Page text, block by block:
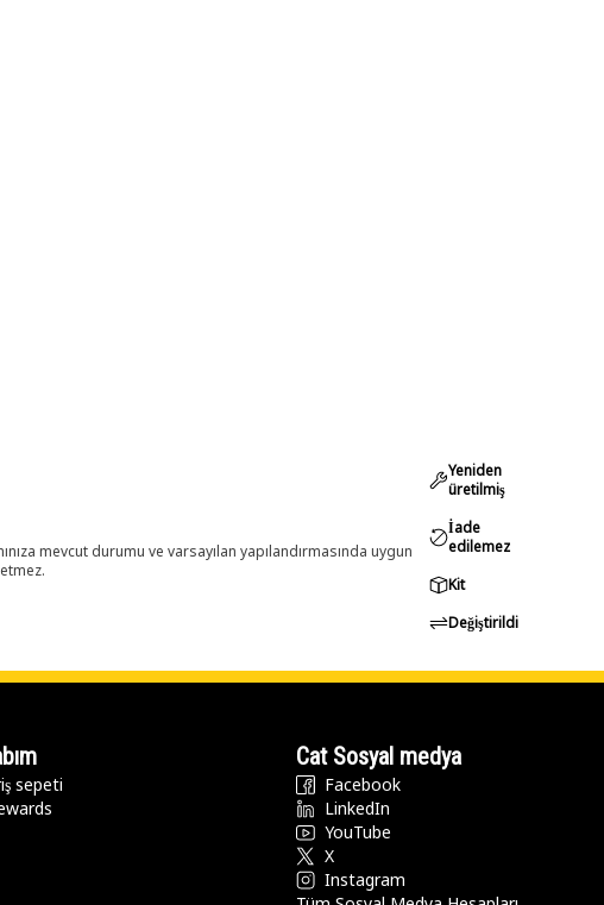
mevcut durumu ve varsayılan yapılandırmasında uygun
Yeniden
üretilmiş
İade
edilemez
Kit
Değiştirildi
sepeti
Cat Sosyal medya
Facebook
LinkedIn
YouTube
X
Instagram